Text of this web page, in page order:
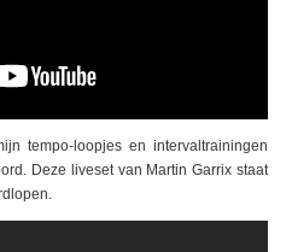
tempo-loopjes en intervaltrainingen
Deze liveset van Martin Garrix staat